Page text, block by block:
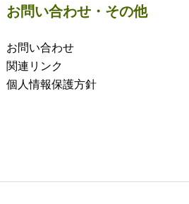
お問い合わせ・その他
お問い合わせ
関連リンク
個人情報保護方針